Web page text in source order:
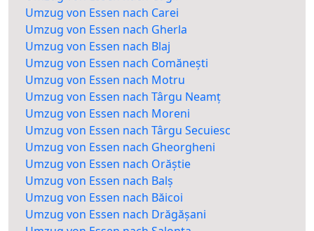
Umzug von Essen nach Carei
Umzug von Essen nach Gherla
Umzug von Essen nach Blaj
Umzug von Essen nach Comănești
Umzug von Essen nach Motru
Umzug von Essen nach Târgu Neamț
Umzug von Essen nach Moreni
Umzug von Essen nach Târgu Secuiesc
Umzug von Essen nach Gheorgheni
Umzug von Essen nach Orăștie
Umzug von Essen nach Balș
Umzug von Essen nach Băicoi
Umzug von Essen nach Drăgășani